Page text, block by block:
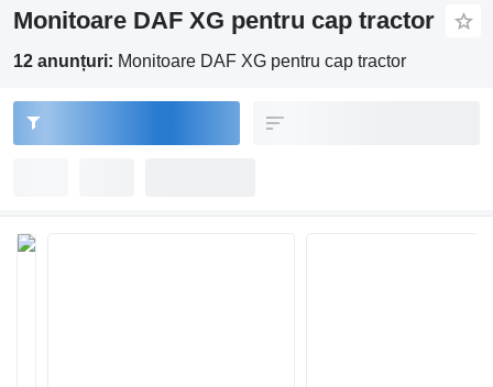
Monitoare DAF XG pentru cap tractor
12 anunțuri: Monitoare DAF XG pentru cap tractor